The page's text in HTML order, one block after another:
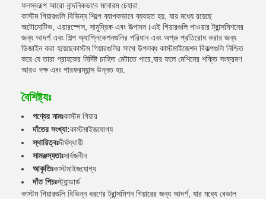
ফলস্বরূপ আরো নান্দনিকভাবে মনোরম চেহারা.
কাস্টম গিয়ারগুলি বিভিন্ন শিল্পে ব্যাপকভাবে ব্যবহৃত হয়, যার মধ্যে রয়েছে
অটোমোটিভ, এয়ারস্পেস, সামুদ্রিক এবং উত্পাদন।এই গিয়ারগুলি পাওয়ার ট্রান্সমিশনের
জন্য আদর্শ এবং শিল্প অ্যাপ্লিকেশনগুলির পরিধান এবং অশ্রু প্রতিরোধ করার জন্য
ডিজাইন করা হয়েছেকাস্টম গিয়ারগুলির সাথে উপলব্ধ কাস্টমাইজেশন বিকল্পগুলি নিশ্চিত
করে যে তারা গ্রাহকের নির্দিষ্ট চাহিদা মেটাতে পারে,যার ফলে মেশিনের শক্তি সংক্রমণ
আরও দক্ষ এবং পারফরম্যান্স উন্নত হয়.
বৈশিষ্ট্যঃ
পণ্যের নামঃকাস্টম গিয়ার
দাঁতের সংখ্যা:কাস্টমাইজযোগ্য
স্থায়িত্বঃদীর্ঘস্থায়ী
সামঞ্জস্যতাঃসার্বজনীন
আকৃতিঃকাস্টমাইজযোগ্য
দাঁত পিচঃস্ট্যান্ডার্ড
কাস্টম গিয়ারগুলি বিভিন্ন ধরণের ট্রান্সমিশন গিয়ারের জন্য আদর্শ, যার মধ্যে বেভাল